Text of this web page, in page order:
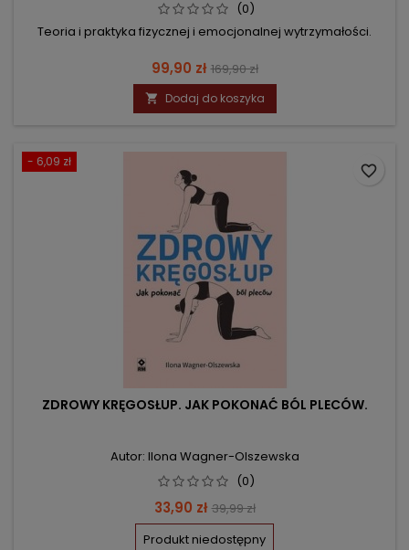
(0)
Teoria i praktyka fizycznej i emocjonalnej wytrzymałości.
Cena
99,90 zł Cena
podstawowa
169,90 zł
 Dodaj do koszyka
- 6,09 zł
ZDROWY KRĘGOSŁUP. JAK POKONAĆ BÓL PLECÓW.
Autor: Ilona Wagner-Olszewska
(0)
Cena
33,90 zł Cena
podstawowa
39,99 zł
Produkt niedostępny
favorite_border